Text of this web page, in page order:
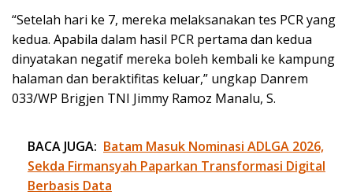
“Setelah hari ke 7, mereka melaksanakan tes PCR yang
kedua. Apabila dalam hasil PCR pertama dan kedua
dinyatakan negatif mereka boleh kembali ke kampung
halaman dan beraktifitas keluar,” ungkap Danrem
033/WP Brigjen TNI Jimmy Ramoz Manalu, S.
BACA JUGA: Batam Masuk Nominasi ADLGA 2026,
Sekda Firmansyah Paparkan Transformasi Digital
Berbasis Data